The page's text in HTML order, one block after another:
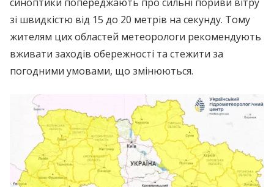
зі швидкістю від 15 до 20 метрів на секунду. Тому
жителям цих областей метеорологи рекомендують
вживати заходів обережності та стежити за
погодними умовами, що змінюються.